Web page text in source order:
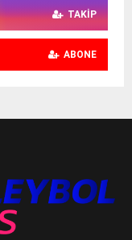
TAKIP
ABONE